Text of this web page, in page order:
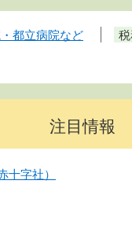
都立病院など
注目情報
字社）